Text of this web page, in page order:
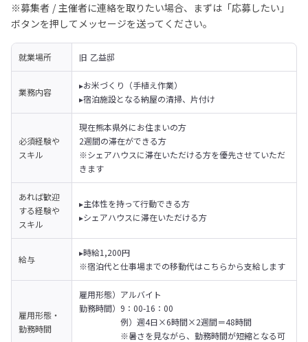
※募集者 / 主催者に連絡を取りたい場合、まずは「応募したい」
ボタンを押してメッセージを送ってください。
就業場所 旧 乙益邸
業務内容
▸お米づくり（手植え作業）
▸宿泊施設となる納屋の清掃、片付け
必須経験や
スキル
現在熊本県外にお住まいの方
2週間の滞在ができる方
※シェアハウスに滞在いただける方を優先させていただ
きます
あれば歓迎
する経験や
スキル
▸主体性を持って行動できる方
▸シェアハウスに滞在いただける方
給与
▸時給1,200円
※宿泊代と仕事場までの移動代はこちらから支給します
雇用形態・
勤務時間
雇用形態）アルバイト
勤務時間）9：00-16：00
例）週4日×6時間×2週間＝48時間
※暑さを見ながら、勤務時間が短縮となる可